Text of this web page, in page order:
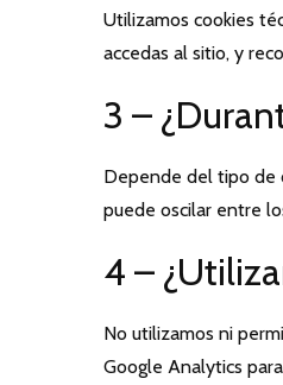
Utilizamos cookies
accedas al sitio, y
3 –
Depende del tipo de
puede oscilar entre
4 –
No utilizamos ni
Google Analytics